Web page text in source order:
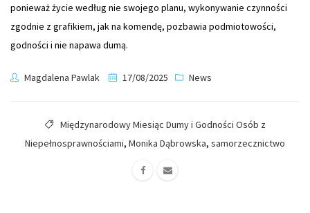
ponieważ życie według nie swojego planu, wykonywanie czynności
zgodnie z grafikiem, jak na komendę, pozbawia podmiotowości,
godności i nie napawa dumą.
Magdalena Pawlak 17/08/2025 News
Międzynarodowy Miesiąc Dumy i Godności Osób z
Niepełnosprawnościami, Monika Dąbrowska, samorzecznictwo